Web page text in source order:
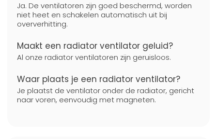
Ja. De ventilatoren zijn goed beschermd, worden
niet heet en schakelen automatisch uit bij
oververhitting.
Maakt een radiator ventilator geluid?
Al onze radiator ventilatoren zijn geruisloos.
Waar plaats je een radiator ventilator?
Je plaatst de ventilator onder de radiator, gericht
naar voren, eenvoudig met magneten.